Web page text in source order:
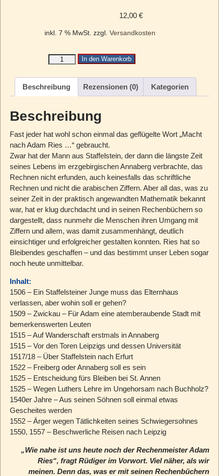
12,00 €
inkl. 7 % MwSt. zzgl. Versandkosten
In den Warenkorb
Beschreibung Rezensionen (0) Kategorien
Beschreibung
Fast jeder hat wohl schon einmal das geflügelte Wort „Macht
nach Adam Ries …“ gebraucht.
Zwar hat der Mann aus Staffelstein, der dann die längste Zeit
seines Lebens im erzgebirgischen Annaberg verbrachte, das
Rechnen nicht erfunden, auch keinesfalls das schriftliche
Rechnen und nicht die arabischen Ziffern. Aber all das, was zu
seiner Zeit in der praktisch angewandten Mathematik bekannt
war, hat er klug durchdacht und in seinen Rechenbüchern so
dargestellt, dass nunmehr die Menschen ihren Umgang mit
Ziffern und allem, was damit zusammenhängt, deutlich
einsichtiger und erfolgreicher gestalten konnten. Ries hat so
Bleibendes geschaffen – und das bestimmt unser Leben sogar
noch heute unmittelbar.
Inhalt:
1506 – Ein Staffelsteiner Junge muss das Elternhaus
verlassen, aber wohin soll er gehen?
1509 – Zwickau – Für Adam eine atemberaubende Stadt mit
bemerkenswerten Leuten
1515 – Auf Wanderschaft erstmals in Annaberg
1515 – Vor den Toren Leipzigs und dessen Universität
1517/18 – Über Staffelstein nach Erfurt
1522 – Freiberg oder Annaberg soll es sein
1525 – Entscheidung fürs Bleiben bei St. Annen
1525 – Wegen Luthers Lehre im Ungehorsam nach Buchholz?
1540er Jahre – Aus seinen Söhnen soll einmal etwas
Gescheites werden
1552 – Ärger wegen Tätlichkeiten seines Schwiegersohnes
1550, 1557 – Beschwerliche Reisen nach Leipzig
„Wie nahe ist uns heute noch der Rechenmeister Adam
Ries“, fragt Rüdiger im Vorwort. Viel näher, als wir
meinen. Denn das, was er mit seinen Rechenbüchern